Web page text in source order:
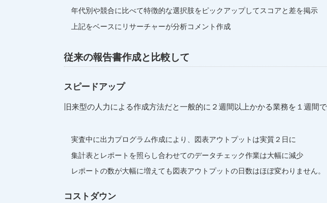
年代別や競合に比べて特徴的な選択肢をピックアップしてスコアと差を掲示
上記をベースにリサーチャーが分析コメント作成
従来の報告書作成と比較して
スピードアップ
旧来型の人力による作成方法だと一般的に２週間以上かかる業務を１週間で
実査中に出力プログラム作成により、図表アウトプットは実質２日に
集計表とレポートを照らし合わせてのデータチェック作業は大幅に減少
レポートの数が大幅に増えても図表アウトプットの日数はほぼ変わりません。
コストダウン